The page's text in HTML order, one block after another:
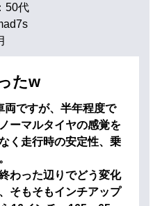
50代
たw
両ですが、半年程度で
ーマルタイヤの感覚を
く走行時の安定性、乗
わった辺りでどう変化
そもそもインチアップ